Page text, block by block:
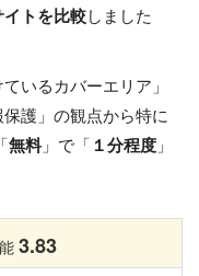
イトを比較 しました
いるカバーエリア」
保護」の観点から特に
無料」で「 １分程度 」